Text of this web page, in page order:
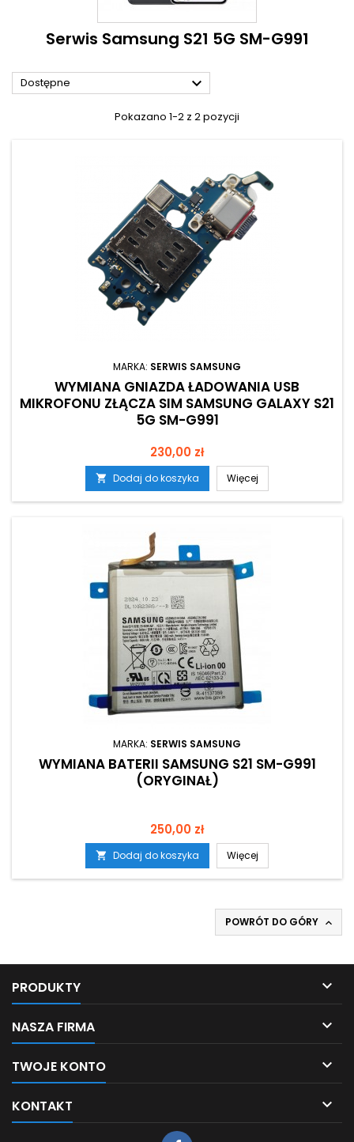
Serwis Samsung S21 5G SM-G991
Dostępne 
Pokazano 1-2 z 2 pozycji
MARKA: SERWIS SAMSUNG
WYMIANA GNIAZDA ŁADOWANIA USB
MIKROFONU ZŁĄCZA SIM SAMSUNG GALAXY S21
5G SM-G991
Cena
230,00 zł
 Dodaj do koszyka Więcej
MARKA: SERWIS SAMSUNG
WYMIANA BATERII SAMSUNG S21 SM-G991
(ORYGINAŁ)
Cena
250,00 zł
 Dodaj do koszyka Więcej
POWRÓT DO GÓRY 
PRODUKTY 
NASZA FIRMA 
TWOJE KONTO 
KONTAKT 